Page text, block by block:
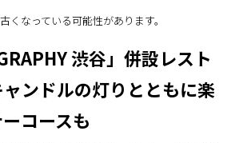
くなっている可能性があります。
渋谷」併設レスト
ンドルの灯りとともに楽
コースも